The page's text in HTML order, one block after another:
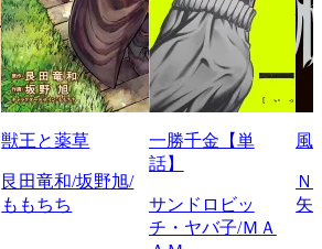
獣王と薬草
艮田竜和/坂野旭/
ももちち
一勝千金【単
話】
サンドロビッ
チ・ヤバ子/ＭＡ
風
Ｎ
矢